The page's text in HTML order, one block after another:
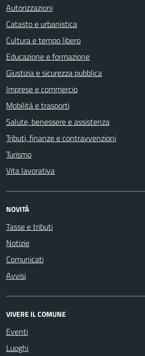
Autorizzazioni
Catasto e urbanistica
Cultura e tempo libero
Educazione e formazione
Giustizia e sicurezza pubblica
Imprese e commercio
Mobilità e trasporti
Salute, benessere e assistenza
Tributi, finanze e contravvenzioni
Turismo
Vita lavorativa
NOVITÀ
Tasse e tributi
Notizie
Comunicati
Avvisi
VIVERE IL COMUNE
Eventi
Luoghi